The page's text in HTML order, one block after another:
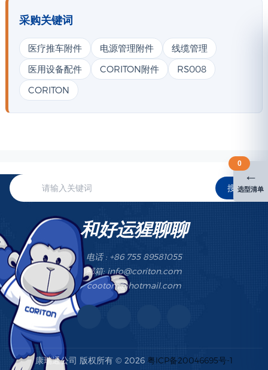
采购关键词
医疗推车附件 电源管理附件
线缆管理
医用设备配件
CORITON附件
RS008
CORITON
搜索
和好运猩聊聊
电话 : +86 755 89581055
邮箱: info@coriton.com
cootom@hotmail.com
康瑞通公司 版权所有 © 2026 粤ICP备20046695号-1
←
选型清单
0